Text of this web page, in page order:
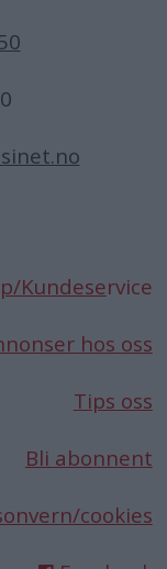
Kundeservice
hos oss
Tips oss
Bli abonnent
cookies